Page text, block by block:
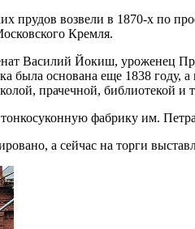
возвели в 1870-х по
Кремля.
Василий Йокиш, уроженец
основана еще 1838 году, а
прачечной, библиотекой и
фабрику им.
а сейчас на торги